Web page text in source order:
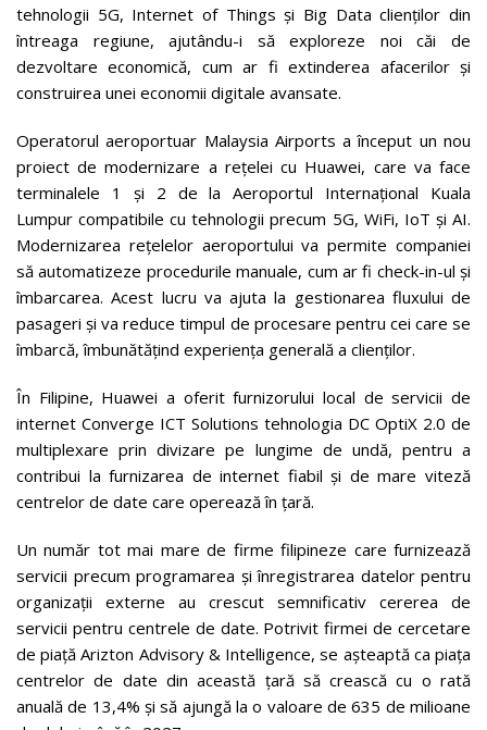
tehnologii 5G, Internet of Things și Big Data clienților din
întreaga regiune, ajutându-i să exploreze noi căi de
dezvoltare economică, cum ar fi extinderea afacerilor și
construirea unei economii digitale avansate.
Operatorul aeroportuar Malaysia Airports a început un nou
proiect de modernizare a rețelei cu Huawei, care va face
terminalele 1 și 2 de la Aeroportul Internațional Kuala
Lumpur compatibile cu tehnologii precum 5G, WiFi, IoT și AI.
Modernizarea rețelelor aeroportului va permite companiei
să automatizeze procedurile manuale, cum ar fi check-in-ul și
îmbarcarea. Acest lucru va ajuta la gestionarea fluxului de
pasageri și va reduce timpul de procesare pentru cei care se
îmbarcă, îmbunătățind experiența generală a clienților.
În Filipine, Huawei a oferit furnizorului local de servicii de
internet Converge ICT Solutions tehnologia DC OptiX 2.0 de
multiplexare prin divizare pe lungime de undă, pentru a
contribui la furnizarea de internet fiabil și de mare viteză
centrelor de date care operează în țară.
Un număr tot mai mare de firme filipineze care furnizează
servicii precum programarea și înregistrarea datelor pentru
organizații externe au crescut semnificativ cererea de
servicii pentru centrele de date. Potrivit firmei de cercetare
de piață Arizton Advisory & Intelligence, se așteaptă ca piața
centrelor de date din această țară să crească cu o rată
anuală de 13,4% și să ajungă la o valoare de 635 de milioane